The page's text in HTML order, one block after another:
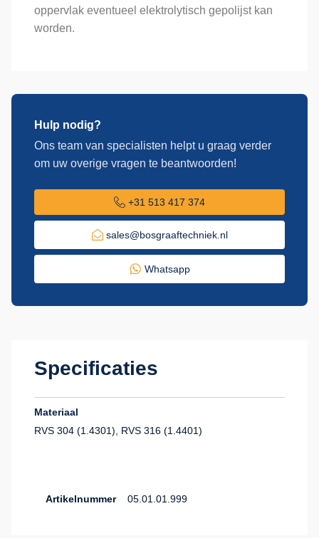
oppervlak eventueel elektrolytisch gepolijst kan
worden.
Hulp nodig?
Ons team van specialisten helpt u graag verder
om uw overige vragen te beantwoorden!
+31 513 417 374
sales@bosgraaftechniek.nl
Whatsapp
Specificaties
Materiaal
RVS 304 (1.4301), RVS 316 (1.4401)
Artikelnummer 05.01.01.999